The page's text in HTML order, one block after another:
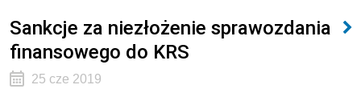
Sankcje za niezłożenie sprawozdania
finansowego do KRS
25 cze 2019